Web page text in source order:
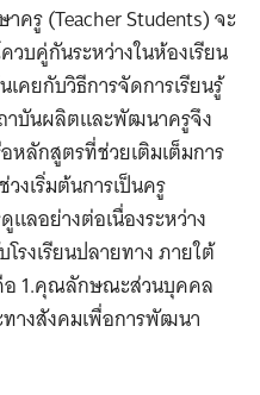
ครู (Teacher Students) จะ
วบคู่กันระหว่างในห้องเรียน
คยกับวิธีการจัดการเรียนรู้
บันผลิตและพัฒนาครูจึง
หลักสูตรที่ช่วยเติมเต็มการ
งเริ่มต้นการเป็นครู
แลอย่างต่อเนื่องระหว่าง
งเรียนปลายทาง ภายใต้
อ 1.คุณลักษณะส่วนบุคคล
างสังคมเพื่อการพัฒนา